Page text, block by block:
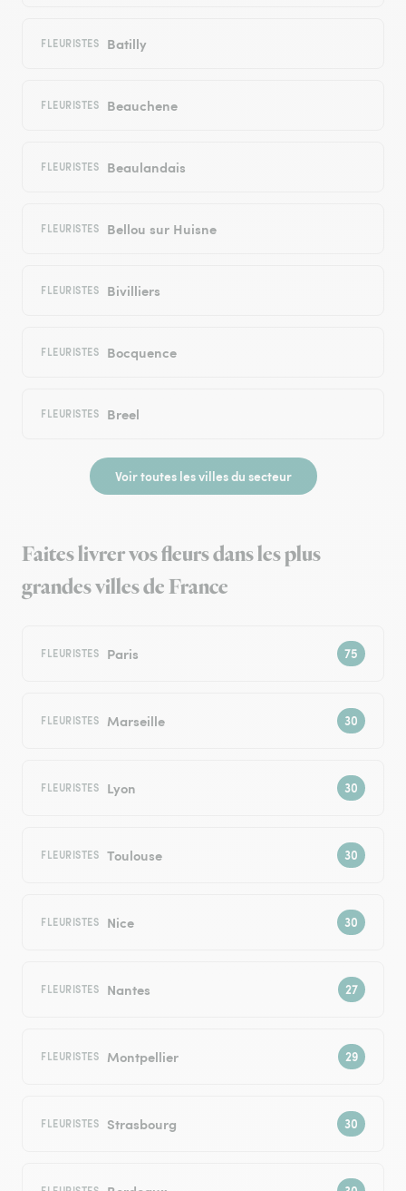
FLEURISTES Batilly
FLEURISTES Beauchene
FLEURISTES Beaulandais
FLEURISTES Bellou sur Huisne
FLEURISTES Bivilliers
FLEURISTES Bocquence
FLEURISTES Breel
Voir toutes les villes du secteur
Faites livrer vos fleurs dans les plus
grandes villes de France
FLEURISTES Paris
FLEURISTES Marseille
FLEURISTES Lyon
FLEURISTES Toulouse
FLEURISTES Nice
FLEURISTES Nantes
FLEURISTES Montpellier
FLEURISTES Strasbourg